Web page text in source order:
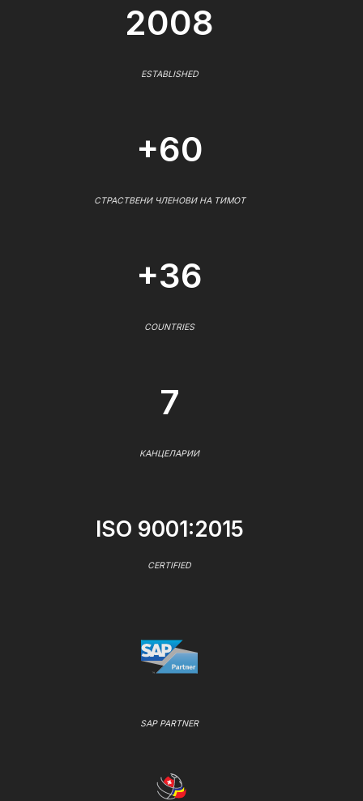
2008
ESTABLISHED
+60
СТРАСТВЕНИ ЧЛЕНОВИ НА ТИМОТ
+36
COUNTRIES
7
КАНЦЕЛАРИИ
ISO 9001:2015
CERTIFIED
SAP PARTNER